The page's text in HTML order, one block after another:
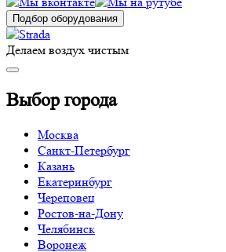
Подбор оборудования
Делаем воздух чистым
Выбор города
Москва
Санкт-Петербург
Казань
Екатеринбург
Череповец
Ростов-на-Дону
Челябинск
Воронеж